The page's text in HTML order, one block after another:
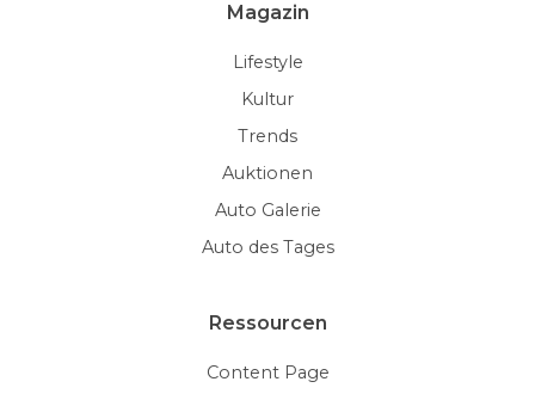
Magazin
Lifestyle
Kultur
Trends
Auktionen
Auto Galerie
Auto des Tages
Ressourcen
Content Page